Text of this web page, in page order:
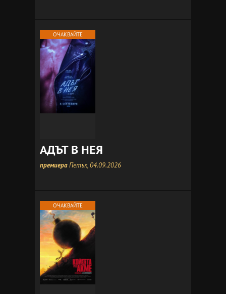
ОЧАКВАЙТЕ
АДЪТ В НЕЯ
премиераПетък, 04.09.2026
ОЧАКВАЙТЕ